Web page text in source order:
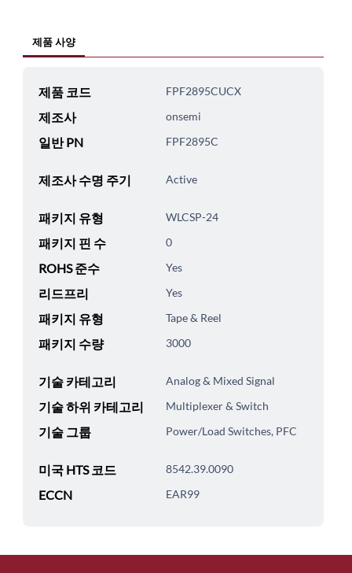
제품 사양
제품 코드 FPF2895CUCX
제조사 onsemi
일반 PN FPF2895C
제조사 수명 주기 Active
패키지 유형 WLCSP-24
패키지 핀 수 0
ROHS 준수 Yes
리드프리 Yes
패키지 유형 Tape & Reel
패키지 수량 3000
기술 카테고리 Analog & Mixed Signal
기술 하위 카테고리 Multiplexer & Switch
기술 그룹 Power/Load Switches, PFC
미국 HTS 코드 8542.39.0090
ECCN EAR99